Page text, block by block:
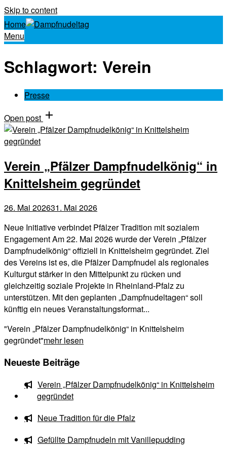
Skip to content
Home
Menu
Schlagwort: Verein
Presse
Open post
Verein „Pfälzer Dampfnudelkönig“ in
Knittelsheim gegründet
26. Mai 202631. Mai 2026
Neue Initiative verbindet Pfälzer Tradition mit sozialem
Engagement Am 22. Mai 2026 wurde der Verein „Pfälzer
Dampfnudelkönig“ offiziell in Knittelsheim gegründet. Ziel
des Vereins ist es, die Pfälzer Dampfnudel als regionales
Kulturgut stärker in den Mittelpunkt zu rücken und
gleichzeitig soziale Projekte in Rheinland-Pfalz zu
unterstützen. Mit den geplanten „Dampfnudeltagen“ soll
künftig ein neues Veranstaltungsformat...
"Verein „Pfälzer Dampfnudelkönig“ in Knittelsheim
gegründet"mehr lesen
Neueste Beiträge
Verein „Pfälzer Dampfnudelkönig“ in Knittelsheim
gegründet
Neue Tradition für die Pfalz
Gefüllte Dampfnudeln mit Vanillepudding